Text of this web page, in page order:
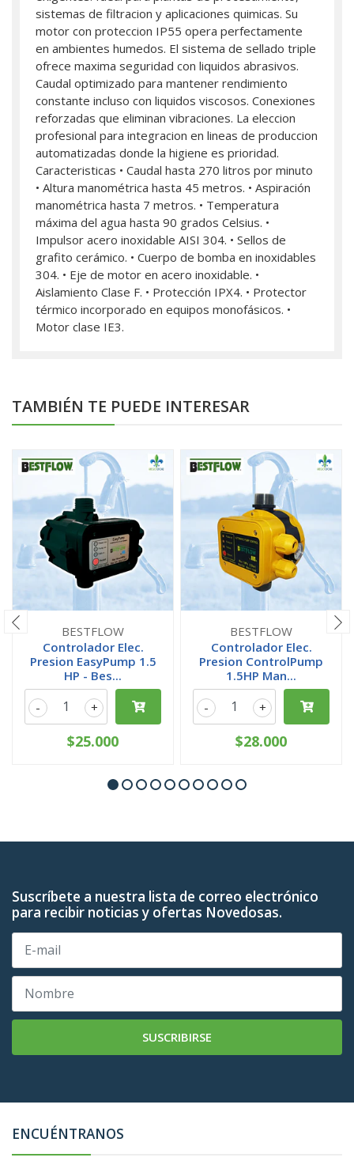
sistemas de filtracion y aplicaciones quimicas. Su
motor con proteccion IP55 opera perfectamente
en ambientes humedos. El sistema de sellado triple
ofrece maxima seguridad con liquidos abrasivos.
Caudal optimizado para mantener rendimiento
constante incluso con liquidos viscosos. Conexiones
reforzadas que eliminan vibraciones. La eleccion
profesional para integracion en lineas de produccion
automatizadas donde la higiene es prioridad.
Caracteristicas • Caudal hasta 270 litros por minuto
• Altura manométrica hasta 45 metros. • Aspiración
manométrica hasta 7 metros. • Temperatura
máxima del agua hasta 90 grados Celsius. •
Impulsor acero inoxidable AISI 304. • Sellos de
grafito cerámico. • Cuerpo de bomba en inoxidables
304. • Eje de motor en acero inoxidable. •
Aislamiento Clase F. • Protección IPX4. • Protector
térmico incorporado en equipos monofásicos. •
Motor clase IE3.
TAMBIÉN TE PUEDE INTERESAR
BESTFLOW
Controlador Elec.
Presion EasyPump 1.5
HP - Bes...
+
-
$25.000
BESTFLOW
Controlador Elec.
Presion ControlPump
1.5HP Man...
+
-
$28.000
Suscríbete a nuestra lista de correo electrónico
para recibir noticias y ofertas Novedosas.
SUSCRIBIRSE
ENCUÉNTRANOS